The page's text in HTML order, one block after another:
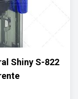
Shiny S-822